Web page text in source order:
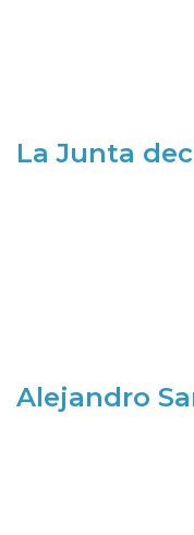
La Junta
Alejandro